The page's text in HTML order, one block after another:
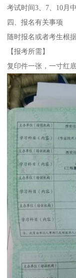
考试时间3、7、10月
四、报名有关事项
随时报名或者考生根
【报考所需】
复印件一张，一寸红